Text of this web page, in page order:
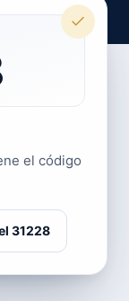
el código
31228